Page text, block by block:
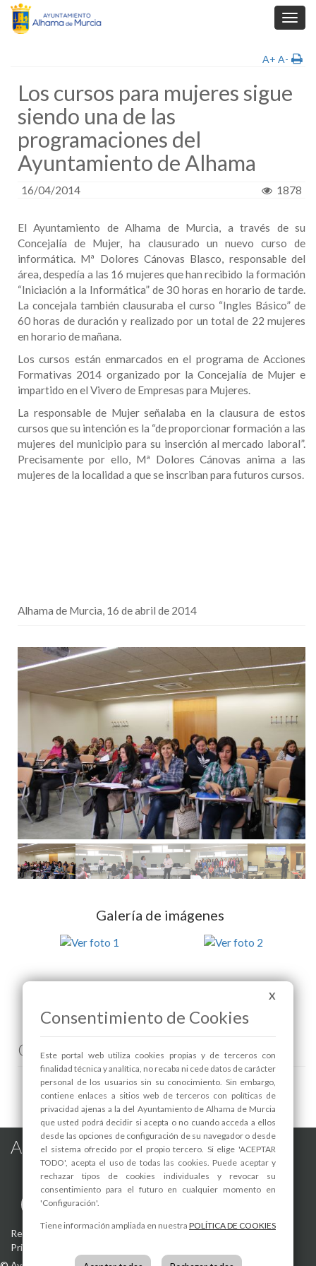
A+ A-
Los cursos para mujeres sigue
siendo una de las
programaciones del
Ayuntamiento de Alhama
16/04/2014 1878
El Ayuntamiento de Alhama de Murcia, a través de su
Concejalía de Mujer, ha clausurado un nuevo curso de
informática. Mª Dolores Cánovas Blasco, responsable del
área, despedía a las 16 mujeres que han recibido la formación
“Iniciación a la Informática” de 30 horas en horario de tarde.
La concejala también clausuraba el curso “Ingles Básico” de
60 horas de duración y realizado por un total de 22 mujeres
en horario de mañana.
Los cursos están enmarcados en el programa de Acciones
Formativas 2014 organizado por la Concejalía de Mujer e
impartido en el Vivero de Empresas para Mujeres.
La responsable de Mujer señalaba en la clausura de estos
cursos que su intención es la “de proporcionar formación a las
mujeres del municipio para su inserción al mercado laboral”.
Precisamente por ello, Mª Dolores Cánovas anima a las
mujeres de la localidad a que se inscriban para futuros cursos.
Alhama de Murcia, 16 de abril de 2014
Galería de imágenes
Pulsa sobre las fotos para verlas a mayor tamaño.
Comenta esta noticia en Facebook
Alhama de Murcia en las Redes
Registro de actividades de tratamiento -Aviso Legal-Política de
Privacidad
X
Consentimiento de Cookies
Este portal web utiliza cookies propias y de terceros con
finalidad técnica y analítica, no recaba ni cede datos de carácter
personal de los usuarios sin su conocimiento. Sin embargo,
contiene enlaces a sitios web de terceros con políticas de
privacidad ajenas a la del Ayuntamiento de Alhama de Murcia
que usted podrá decidir si acepta o no cuando acceda a ellos
desde las opciones de configuración de su navegador o desde
el sistema ofrecido por el propio tercero. Si elige 'ACEPTAR
TODO', acepta el uso de todas las cookies. Puede aceptar y
rechazar tipos de cookies individuales y revocar su
consentimiento para el futuro en cualquier momento en
'Configuración'.
Tiene información ampliada en nuestra POLÍTICA DE COOKIES